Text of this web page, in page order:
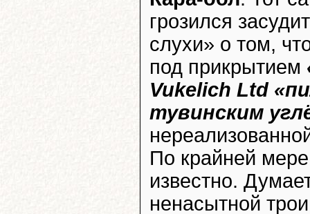
грозился
слухи» о том,
под прикрытием
Vukelich Ltd
тувинским
По крайней
известно.
ненасытной